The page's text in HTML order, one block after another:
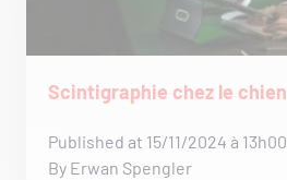
Scintigraphie chez le chien
Published at 15/11/2024 à 13h00
By Erwan Spengler